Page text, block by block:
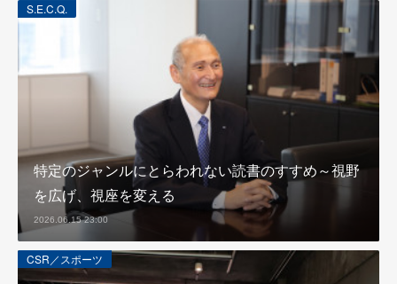
S.E.C.Q.
特定のジャンルにとらわれない読書のすすめ～視野
を広げ、視座を変える
2026.06.15 23:00
CSR／スポーツ